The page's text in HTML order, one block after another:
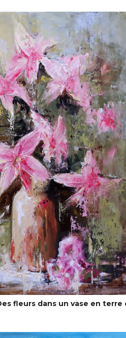
fleurs dans un vase en terre